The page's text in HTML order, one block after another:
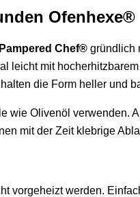
Ofenhexe®
Chef® gründlich
leicht mit
die Form heller und
wie Olivenöl verwenden.
mit der Zeit klebrige
vorgeheizt werden.